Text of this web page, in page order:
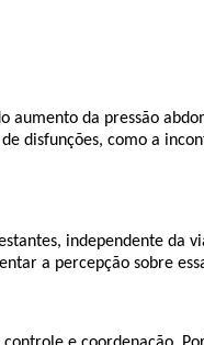
aumento da pressão
disfunções, como a
independente da
a percepção sobre